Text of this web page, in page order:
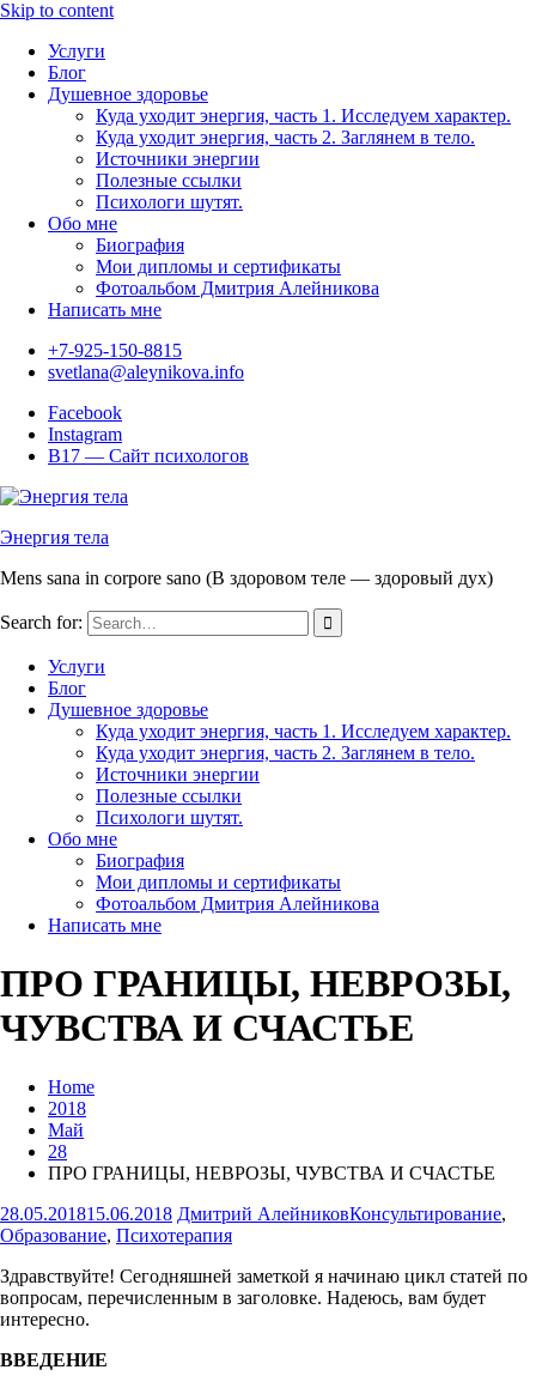
Skip to content
Услуги
Блог
Душевное здоровье
Куда уходит энергия, часть 1. Исследуем характер.
Куда уходит энергия, часть 2. Заглянем в тело.
Источники энергии
Полезные ссылки
Психологи шутят.
Обо мне
Биография
Мои дипломы и сертификаты
Фотоальбом Дмитрия Алейникова
Написать мне
+7-925-150-8815
svetlana@aleynikova.info
Facebook
Instagram
B17 — Сайт психологов
Энергия тела
Mens sana in corpore sano (В здоровом теле — здоровый дух)
Search for:
Услуги
Блог
Душевное здоровье
Куда уходит энергия, часть 1. Исследуем характер.
Куда уходит энергия, часть 2. Заглянем в тело.
Источники энергии
Полезные ссылки
Психологи шутят.
Обо мне
Биография
Мои дипломы и сертификаты
Фотоальбом Дмитрия Алейникова
Написать мне
ПРО ГРАНИЦЫ, НЕВРОЗЫ,
ЧУВСТВА И СЧАСТЬЕ
Home
2018
Май
28
ПРО ГРАНИЦЫ, НЕВРОЗЫ, ЧУВСТВА И СЧАСТЬЕ
28.05.201815.06.2018 Дмитрий АлейниковКонсультирование,
Образование, Психотерапия
Здравствуйте! Сегодняшней заметкой я начинаю цикл статей по
вопросам, перечисленным в заголовке. Надеюсь, вам будет
интересно.
ВВЕДЕНИЕ